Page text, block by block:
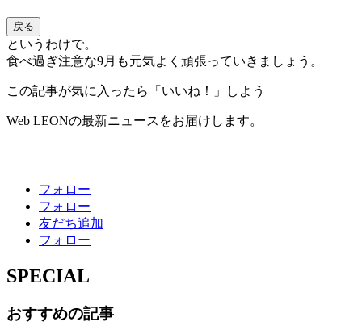
戻る
というわけで。
食べ過ぎ注意な9月も元気よく頑張っていきましょう。
この記事が気に入ったら「いいね！」しよう
Web LEONの最新ニュースをお届けします。
フォロー
フォロー
友だち追加
フォロー
SPECIAL
おすすめの記事